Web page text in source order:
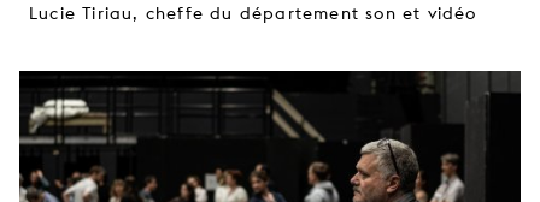
Lucie Tiriau, cheffe du département son et vidéo